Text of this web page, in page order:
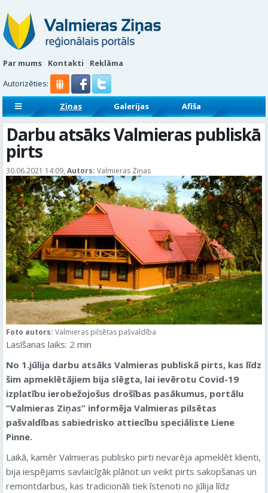
Par mums Kontakti
Reklāma
Autorizēties:
Ziņas Galerijas
Afiša
Sludinājumi
Reklāmraksti
Darbu atsāks Valmieras publiskā
pirts
30.06.2021 14:09, Autors: Valmieras Ziņas
Foto autors: Valmieras pilsētas pašvaldība
Lasīšanas laiks: 2 min
No 1.jūlija darbu atsāks Valmieras publiskā pirts, kas līdz
šim apmeklētājiem bija slēgta, lai ievērotu Covid-19
izplatību ierobežojošus drošības pasākumus, portālu
“Valmieras Ziņas” informēja Valmieras pilsētas
pašvaldības sabiedrisko attiecību speciāliste Liene
Pinne.
Laikā, kamēr Valmieras publisko pirti nevarēja apmeklēt klienti,
bija iespējams savlaicīgāk plānot un veikt pirts sakopšanas un
remontdarbus, kas tradicionāli tiek īstenoti no jūlija līdz